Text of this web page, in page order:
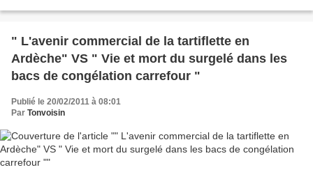
" L'avenir commercial de la tartiflette en
Ardèche" VS " Vie et mort du surgelé dans les
bacs de congélation carrefour "
Publié le 20/02/2011 à 08:01
Par Tonvoisin